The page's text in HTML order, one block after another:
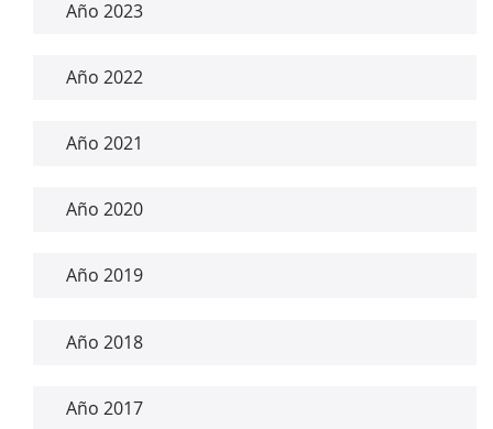
Año 2023
Año 2022
Año 2021
Año 2020
Año 2019
Año 2018
Año 2017